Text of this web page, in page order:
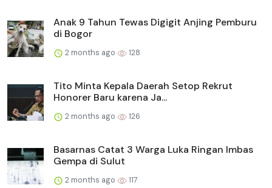
Anak 9 Tahun Tewas Digigit Anjing Pemburu
di Bogor
2 months ago 128
Tito Minta Kepala Daerah Setop Rekrut
Honorer Baru karena Ja...
2 months ago 126
Basarnas Catat 3 Warga Luka Ringan Imbas
Gempa di Sulut
2 months ago 117